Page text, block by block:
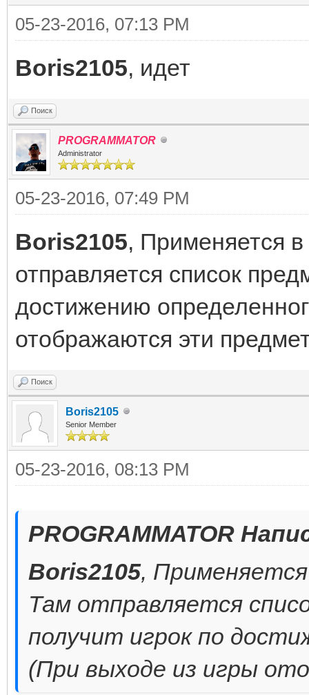
05-23-2016, 07:13 PM
Boris2105, идет
Поиск
PROGRAMMATOR
Administrator
05-23-2016, 07:49 PM
Boris2105, Применяется
отправляется список
достижению
отображаются эти
Поиск
Boris2105
Senior Member
05-23-2016, 08:13 PM
PROGRAMMATOR
Boris2105,
Там отправляется
получит игрок по
(При выходе из игры